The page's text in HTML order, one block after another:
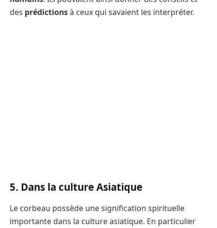
des prédictionsà ceux qui savaient les interpréter.
5. Dans la culture Asiatique
Le corbeau possède une signification spirituelle
importante dans la culture asiatique. En particulier